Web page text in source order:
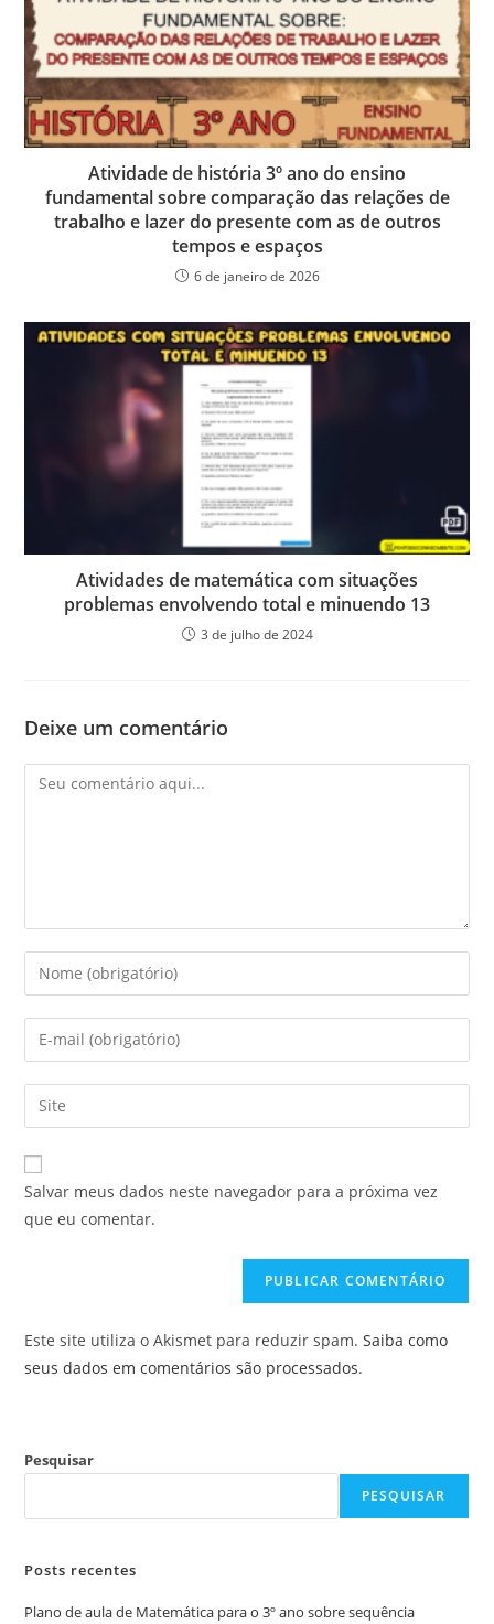
Atividade de história 3º ano do ensino
fundamental sobre comparação das relações de
trabalho e lazer do presente com as de outros
tempos e espaços
6 de janeiro de 2026
Atividades de matemática com situações
problemas envolvendo total e minuendo 13
3 de julho de 2024
Deixe um comentário
Comentário
Digite
seu
nome
ou
de
usuário
para
comentar
Digite
seu
endereço
de
mail
para
comentar
Digite
o
URL
do
site
Salvar meus dados neste navegador para a próxima vez
que eu comentar.
Este site utiliza o Akismet para reduzir spam.Saiba como
seus dados em comentários são processados.
Pesquisar
PESQUISAR
Posts recentes
Plano de aula de Matemática para o 3º ano sobre sequência